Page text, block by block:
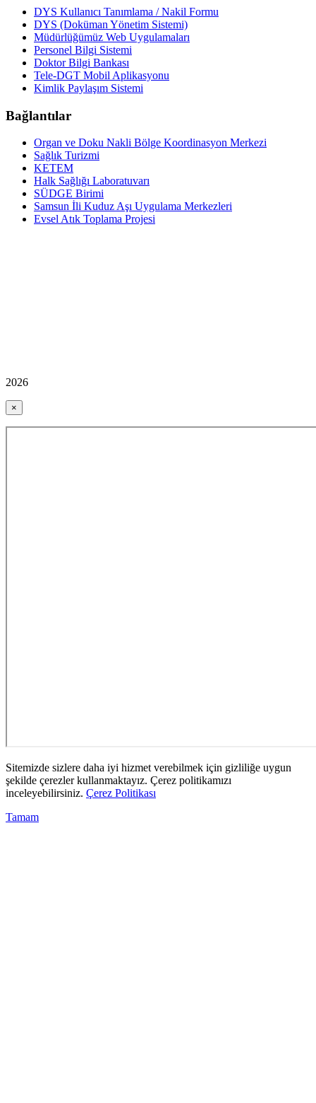
DYS Kullanıcı Tanımlama / Nakil Formu
DYS (Doküman Yönetim Sistemi)
Müdürlüğümüz Web Uygulamaları
Personel Bilgi Sistemi
Doktor Bilgi Bankası
Tele-DGT Mobil Aplikasyonu
Kimlik Paylaşım Sistemi
Bağlantılar
Organ ve Doku Nakli Bölge Koordinasyon Merkezi
Sağlık Turizmi
KETEM
Halk Sağlığı Laboratuvarı
SÜDGE Birimi
Samsun İli Kuduz Aşı Uygulama Merkezleri
Evsel Atık Toplama Projesi
2026
×
Sitemizde sizlere daha iyi hizmet verebilmek için gizliliğe uygun
şekilde çerezler kullanmaktayız. Çerez politikamızı
inceleyebilirsiniz. Çerez Politikası
Tamam